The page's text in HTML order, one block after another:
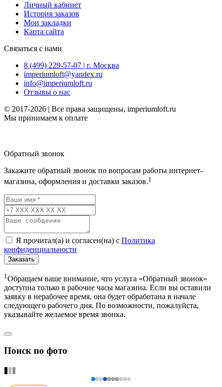
Личный кабинет
История заказов
Мои закладки
Карта сайта
Связаться с нами
8 (499) 229-57-07 | г. Москва
imperiumloft@yandex.ru
info@imperiumloft.ru
Отзывы о нас
© 2017-2026 | Все права защищены, imperiumloft.ru
Мы принимаем к оплате
Обратный звонок
Закажите обратный звонок по вопросам работы интернет-
магазина, оформления и доставки заказов.1
Я прочитал(а) и согласен(на) с Политика
конфиденциальности
Заказать
1 Обращаем ваше внимание, что услуга «Обратный звонок»
доступна только в рабочие часы магазина. Если вы оставили
заявку в нерабочее время, она будет обработана в начале
следующего рабочего дня. По возможности, пожалуйста,
указывайте желаемое время звонка.
Поиск по фото